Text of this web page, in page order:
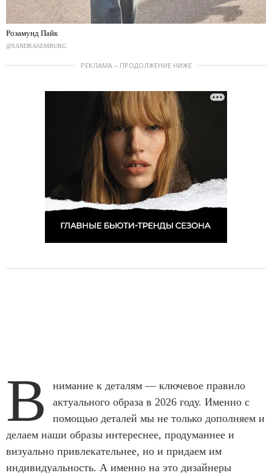
Розамунд Пайк
@SANDRASEMBURG
РЕКЛАМА – ПРОДОЛЖЕНИЕ НИЖЕ
В
нимание к деталям — ключевое правило
актуального образа в 2026 году. Именно с
помощью деталей мы не только дополняем и
делаем наши образы интереснее, продуманнее и
визуально привлекательнее, но и придаем им
индивидуальность. А именно на это дизайнеры